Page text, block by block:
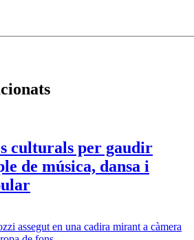
culturals per gaudir
de música, dansa i